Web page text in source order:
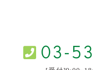
＜インターネット番組＞
AbemaTV 「ABEMA Prime」
03-